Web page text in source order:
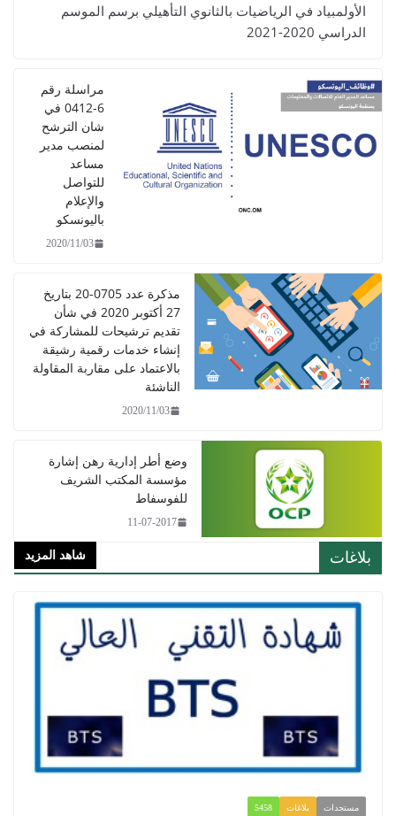
الأولمبياد في الرياضيات بالثانوي التأهيلي برسم الموسم
الدراسي 2020-2021
مراسلة رقم
6-0412 في
شان الترشح
لمنصب مدير
مساعد
للتواصل
والإعلام
باليونسكو
2020/11/03
مذكرة عدد 0705-20 بتاريخ
27 أكتوبر 2020 في شأن
تقديم ترشيحات للمشاركة في
إنشاء خدمات رقمية رشيقة
بالاعتماد على مقاربة المقاولة
الناشئة
2020/11/03
وضع أطر إدارية رهن إشارة
مؤسسة المكتب الشريف
للفوسفاط
11-07-2017
بلاغات شاهد المزيد
مستجدات بلاغات 5458